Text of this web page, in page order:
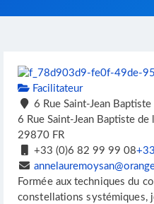
Facilitateur
6 Rue Saint-Jean
6 Rue Saint-Jean Baptiste de
29870 FR
+33 (0)6 82 99 99 08
Formée aux techniques du
constellations systémiques,